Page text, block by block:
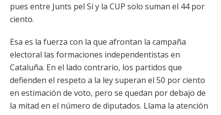
pues entre Junts pel Sí y la CUP solo suman el 44 por
ciento.
Esa es la fuerza con la que afrontan la campaña
electoral las formaciones independentistas en
Cataluña. En el lado contrario, los partidos que
defienden el respeto a la ley superan el 50 por ciento
en estimación de voto, pero se quedan por debajo de
la mitad en el número de diputados. Llama la atención